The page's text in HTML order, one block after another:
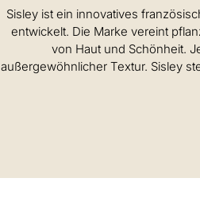
Sisley ist ein innovatives
entwickelt. Die Marke vereint
von Haut und Schönheit.
außergewöhnlicher Textur. Sisley